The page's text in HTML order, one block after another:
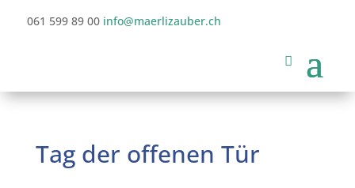
061 599 89 00 info@maerlizauber.ch
Tag der offenen Tür